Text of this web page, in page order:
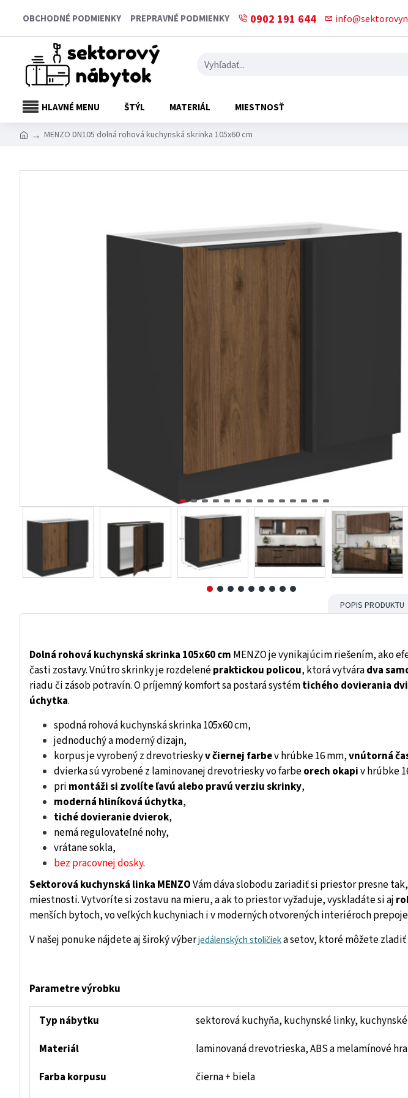
OBCHODNÉ PODMIENKY PREPRAVNÉ PODMIENKY 0902 191 644
HLAVNÉ MENU ŠTÝL MATERIÁL MIESTNOSŤ
MENZO DN105 dolná rohová kuchynská skrinka 105x60 cm
POPIS PRODUKTU
Dolná rohová kuchynská skrinka 105x60 cm MENZO je vynikajúcim riešením, ako
časti zostavy. Vnútro skrinky je rozdelenépraktickou policou, ktorá vytváradva
riadu či zásob potravín. O príjemný komfort sa postará systémtichého dovierania
úchytka.
spodná rohová kuchynská skrinka 105x60 cm,
jednoduchý a moderný dizajn,
korpus je vyrobený z drevotrieskyv čiernej farbev hrúbke 16 mm,vnútorná
dvierka sú vyrobené z laminovanej drevotriesky vo farbeorech okapiv hrúbke
pri montáži si zvolíte ľavú alebo pravú verziu skrinky,
moderná hliníková úchytka,
tiché dovieranie dvierok,
nemá regulovateľné nohy,
vrátane sokla,
bez pracovnej dosky.
Sektorová kuchynská linka MENZOVám dáva slobodu zariadiť si priestor presne
miestnosti. Vytvoríte si zostavu na mieru, a ak to priestor vyžaduje, vyskladáte si aj
menších bytoch, vo veľkých kuchyniach i v moderných otvorených interiéroch
V našej ponuke nájdete aj široký výberjedálenských stoličieka setov, ktoré môžete zladiť
Parametre výrobku
Typ nábytku
sektorová kuchyňa, kuchynské linky,
Materiál
laminovaná drevotrieska, ABS a melamínové
Farba korpusu
čierna + biela